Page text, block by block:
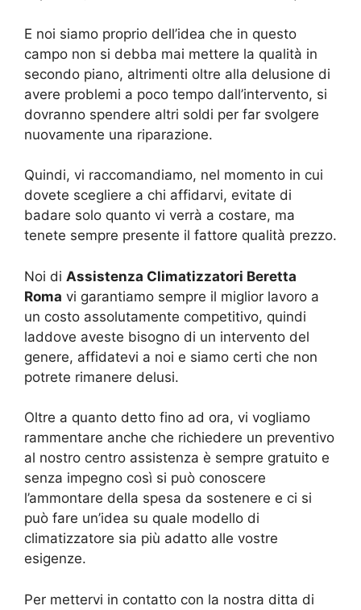
E noi siamo proprio dell’idea che in questo
campo non si debba mai mettere la qualità in
secondo piano, altrimenti oltre alla delusione di
avere problemi a poco tempo dall’intervento, si
dovranno spendere altri soldi per far svolgere
nuovamente una riparazione.
Quindi, vi raccomandiamo, nel momento in cui
dovete scegliere a chi affidarvi, evitate di
badare solo quanto vi verrà a costare, ma
tenete sempre presente il fattore qualità prezzo.
Noi di Assistenza Climatizzatori Beretta
Roma vi garantiamo sempre il miglior lavoro a
un costo assolutamente competitivo, quindi
laddove aveste bisogno di un intervento del
genere, affidatevi a noi e siamo certi che non
potrete rimanere delusi.
Oltre a quanto detto fino ad ora, vi vogliamo
rammentare anche che richiedere un preventivo
al nostro centro assistenza è sempre gratuito e
senza impegno così si può conoscere
l’ammontare della spesa da sostenere e ci si
può fare un’idea su quale modello di
climatizzatore sia più adatto alle vostre
esigenze.
Per mettervi in contatto con la nostra ditta di